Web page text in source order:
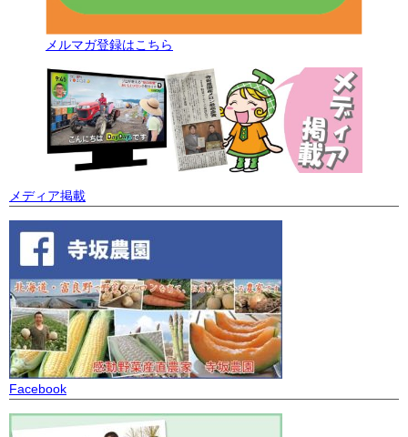
メルマガ登録はこちら
メディア掲載
Facebook